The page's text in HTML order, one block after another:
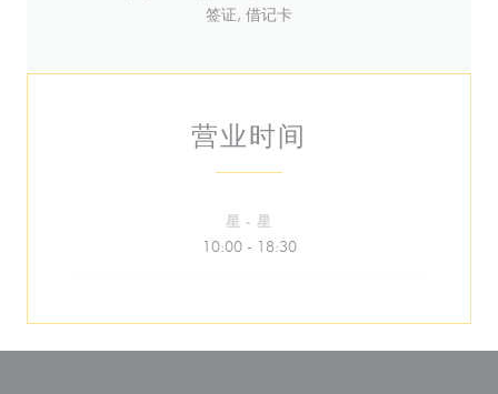
签证, 借记卡
营业时间
星 - 星
10:00 - 18:30